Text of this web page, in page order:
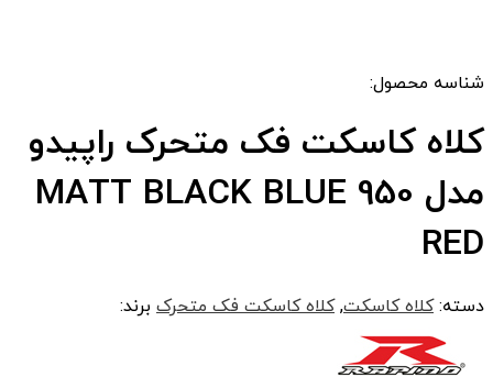
شناسه محصول:
کلاه کاسکت فک متحرک راپیدو
مدل 950 MATT BLACK BLUE
RED
دسته:کلاه کاسکت,کلاه کاسکت فک متحرک برند: